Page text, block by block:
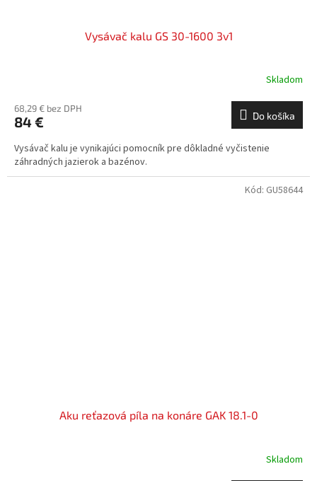
Vysávač kalu GS 30-1600 3v1
Skladom
68,29 € bez DPH
84 € Do košíka
Vysávač kalu je vynikajúci pomocník pre dôkladné vyčistenie
záhradných jazierok a bazénov.
Aku reťazová píla na konáre GAK 18.1-0
Skladom
Kód: GU58644